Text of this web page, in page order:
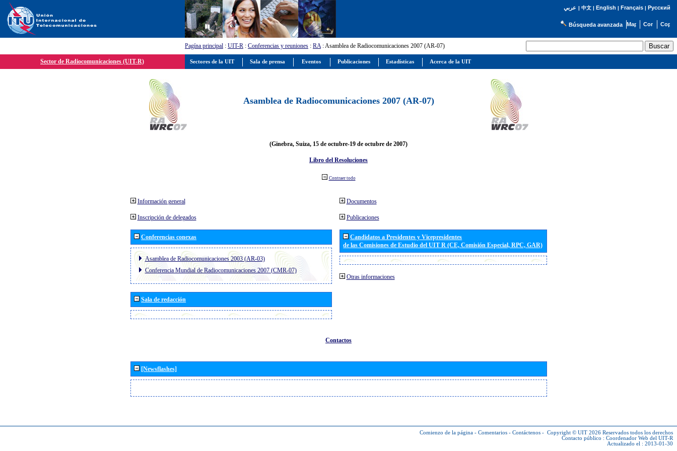
عربي | 中文| English | Français| Русский
Búsqueda avanzada
Pagína principal : UIT-R : Conferencias y reuniones : RA: Asamblea de Radiocomunicaciones 2007 (AR-07)
Sector de Radiocomunicaciones (UIT-R)
Asamblea de Radiocomunicaciones 2007 (AR-07)
(Ginebra, Suiza, 15 de octubre-19 de octubre de 2007)
Libro del Resoluciones
Contraer todo
Información general
Inscripción de delegados
Conferencias conexas
Asamblea de Radiocomunicaciones 2003 (AR-03)
Conferencia Mundial de Radiocomunicaciones 2007 (CMR-07)
Sala de redacción
Documentos
Publicaciones
Candidatos a Presidentes y Vicepresidentes
de las Comisiones de Estudio del UIT R (CE, Comisión Especial, RPC, GAR)
Otras informaciones
Contactos
[Newsflashes]
Comienzo de la página - Comentarios - Contáctenos - Copyright © UIT 2026 Reservados todos los derechos
Contacto público : Coordenador Web del UIT-R
Actualizado el : 2013-01-30
Sectores de la UIT Sala de prensa Eventos Publicaciones Estadísticas Acerca de la UIT